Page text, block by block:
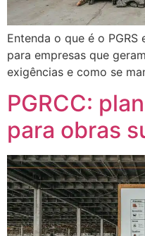
Entenda o que é o
para empresas que
exigências e como se
PGRCC:
para obras